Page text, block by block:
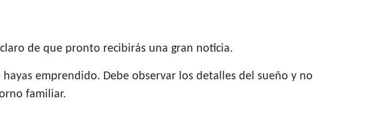
de que pronto recibirás una gran noticia.
emprendido. Debe observar los detalles del sueño y no
familiar.